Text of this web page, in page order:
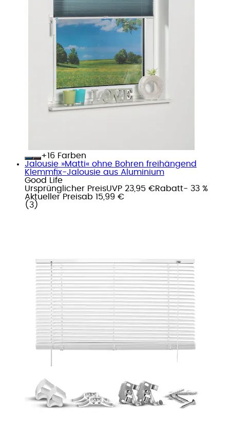
+
Farben
Jalousie »Matti« ohne Bohren freihängend
Klemmfix-Jalousie aus Aluminium
Good Life
Ursprünglicher PreisUVP 23,95 €Rabatt- 33 %
Aktueller Preisab 15,99 €
( 3 )